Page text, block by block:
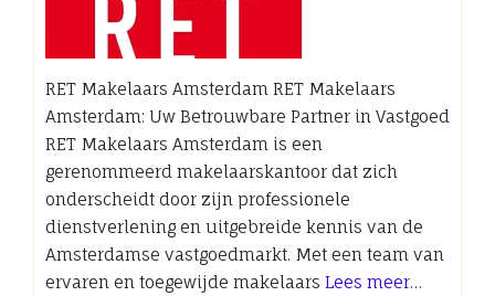
RET Makelaars Amsterdam RET Makelaars
Amsterdam: Uw Betrouwbare Partner in Vastgoed
RET Makelaars Amsterdam is een
gerenommeerd makelaarskantoor dat zich
onderscheidt door zijn professionele
dienstverlening en uitgebreide kennis van de
Amsterdamse vastgoedmarkt. Met een team van
ervaren en toegewijde makelaars Lees meer…